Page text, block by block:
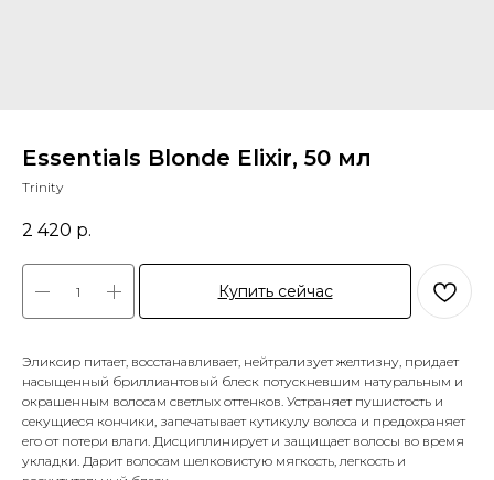
Essentials Blonde Elixir, 50 мл
Trinity
2 420 р.
Купить сейчас
Эликсир питает, восстанавливает, нейтрализует желтизну, придает
насыщенный бриллиантовый блеск потускневшим натуральным и
окрашенным волосам светлых оттенков. Устраняет пушистость и
секущиеся кончики, запечатывает кутикулу волоса и предохраняет
его от потери влаги. Дисциплинирует и защищает волосы во время
укладки. Дарит волосам шелковистую мягкость, легкость и